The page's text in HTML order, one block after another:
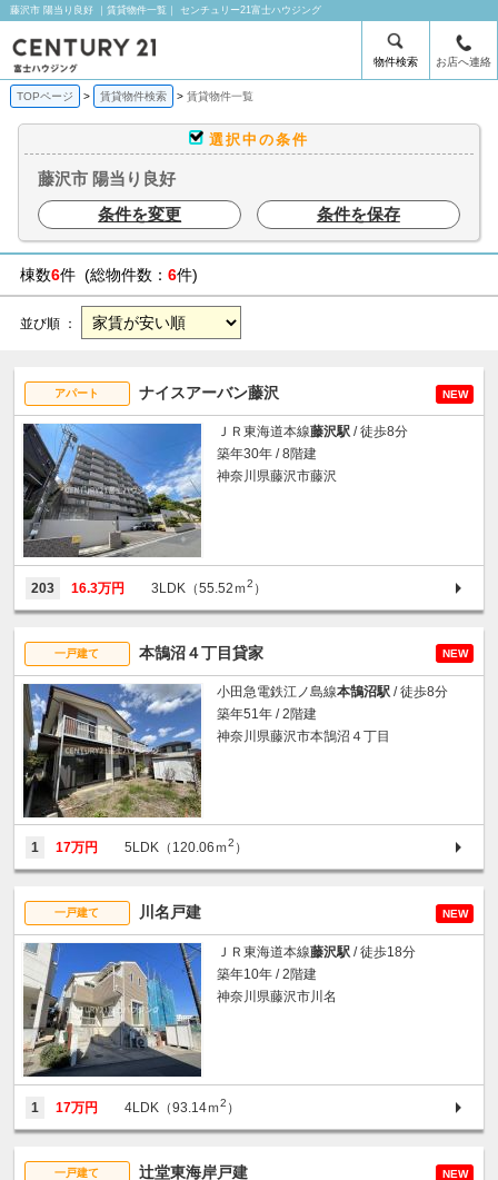
藤沢市 陽当り良好 ｜賃貸物件一覧｜ センチュリー21富士ハウジング
物件検索 お店へ連絡
TOPページ 賃貸物件検索 賃貸物件一覧
選択中の条件
藤沢市 陽当り良好
条件を変更
条件を保存
棟数6件 (総物件数： 6件)
並び順 ：
アパート ナイスアーバン藤沢 NEW
ＪＲ東海道本線藤沢駅 / 徒歩8分
築年30年 / 8階建
神奈川県藤沢市藤沢
203 16.3万円 3LDK（55.52ｍ2 ）
一戸建て 本鵠沼４丁目貸家 NEW
小田急電鉄江ノ島線本鵠沼駅 / 徒歩8分
築年51年 / 2階建
神奈川県藤沢市本鵠沼４丁目
1 17万円 5LDK（120.06ｍ2 ）
一戸建て 川名戸建 NEW
ＪＲ東海道本線藤沢駅 / 徒歩18分
築年10年 / 2階建
神奈川県藤沢市川名
1 17万円 4LDK（93.14ｍ2 ）
一戸建て 辻堂東海岸戸建 NEW